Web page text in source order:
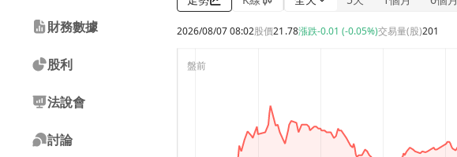
財務數據
股利
法說會
討論
2026/08/07 08:02股價21.78漲跌-0.01 (-0.05%)交易量(股)201